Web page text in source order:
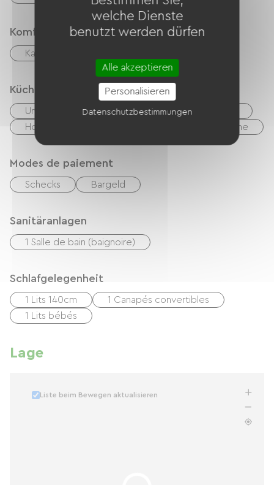
Komfort
Kamin
Küche
Unabhängige Küche Mikrowelle
Hotte strebt
Spülmaschine
Modes de paiement
Schecks Bargeld
Sanitäranlagen
1 Salle de bain (baignoire)
Schlafgelegenheit
1 Lits 140cm
1 Canapés convertibles
1 Lits bébés
Lage
Liste beim Bewegen aktualisieren
welche Dienste
benutzt werden dürfen
Alle akzeptieren
Personalisieren
Datenschutzbestimmungen